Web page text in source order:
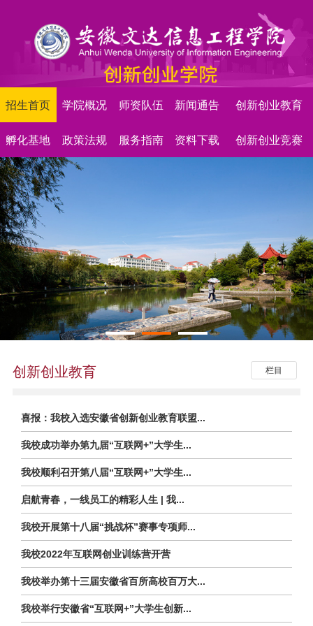
招生首页 学院概况 师资队伍 新闻通告 创新创业教育
孵化基地 政策法规 服务指南 资料下载 创新创业竞赛
栏目
创新创业教育
喜报：我校入选安徽省创新创业教育联盟...
我校成功举办第九届“互联网+”大学生...
我校顺利召开第八届“互联网+”大学生...
启航青春，一线员工的精彩人生 | 我...
我校开展第十八届“挑战杯”赛事专项师...
我校2022年互联网创业训练营开营
我校举办第十三届安徽省百所高校百万大...
我校举行安徽省“互联网+”大学生创新...